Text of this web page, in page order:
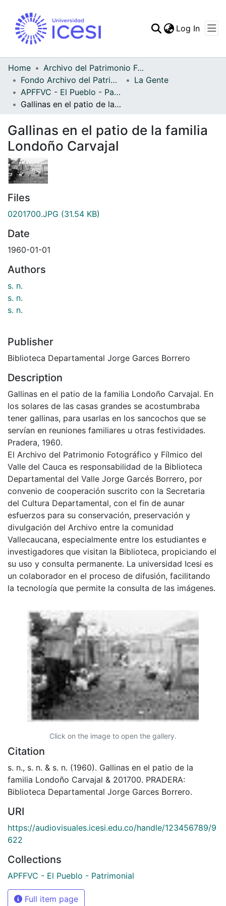
Statistics
Log In
Home
Archivo del Patrimonio Fotográfico y Fílmico del Valle del Cauca
Fondo Archivo del Patrimonio Fotográfico y Fílmico del Valle del Cauca
La Gente
APFFVC - El Pueblo - Patrimonial
Gallinas en el patio de la familia Londoño Carvajal
Gallinas en el patio de la familia
Londoño Carvajal
Files
0201700.JPG (31.54 KB)
Date
1960-01-01
Authors
s. n.
s. n.
s. n.
Publisher
Biblioteca Departamental Jorge Garces Borrero
Description
Gallinas en el patio de la familia Londoño Carvajal. En
los solares de las casas grandes se acostumbraba
tener gallinas, para usarlas en los sancochos que se
servían en reuniones familiares u otras festividades.
Pradera, 1960.
El Archivo del Patrimonio Fotográfico y Fílmico del
Valle del Cauca es responsabilidad de la Biblioteca
Departamental del Valle Jorge Garcés Borrero, por
convenio de cooperación suscrito con la Secretaria
del Cultura Departamental, con el fin de aunar
esfuerzos para su conservación, preservación y
divulgación del Archivo entre la comunidad
Vallecaucana, especialmente entre los estudiantes e
investigadores que visitan la Biblioteca, propiciando el
su uso y consulta permanente. La universidad Icesi es
un colaborador en el proceso de difusión, facilitando
la tecnología que permite la consulta de las imágenes.
Click on the image to open the gallery.
Citation
s. n., s. n. & s. n. (1960). Gallinas en el patio de la
familia Londoño Carvajal & 201700. PRADERA:
Biblioteca Departamental Jorge Garces Borrero.
URI
https://audiovisuales.icesi.edu.co/handle/123456789/9
622
Collections
APFFVC - El Pueblo - Patrimonial
Full item page